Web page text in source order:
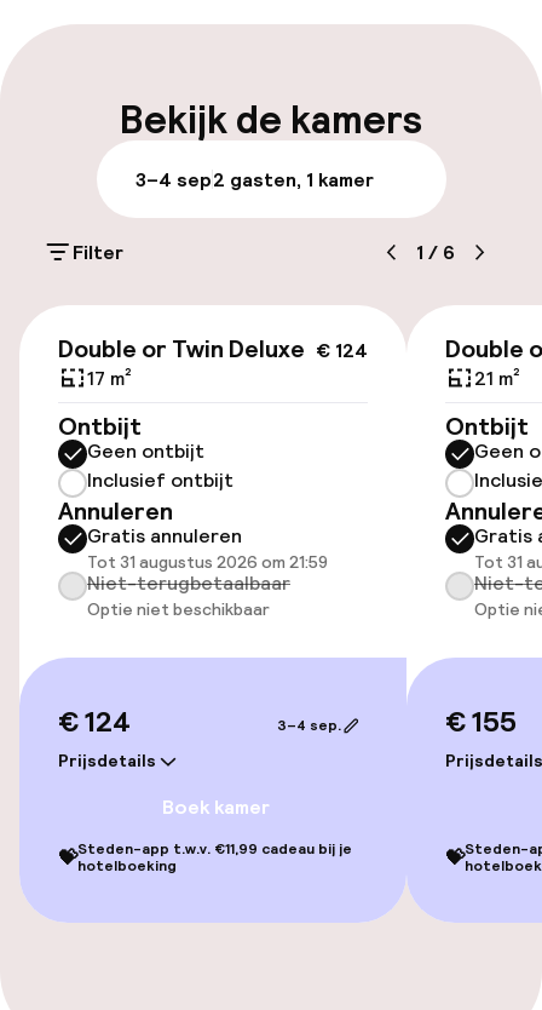
accommodatie is SZ19000056.
Bagageruimte
Parkeren & mobiliteit
Openbaar parkeren
Luchthavenshuttle
Toegankelijkheid
Overal rolstoeltoegankelijk
Lift
Entertainment
Gratis wifi
Eet- en drinkgelegenheden
Bar
Eet- en drinkdiensten
Bekijk de kamers
3–4 sep2 gasten, 1 kamer
Filter 1 / 6
€ 124
Double or Twin Deluxe
17 m²
Ontbijt
Geen ontbijt
Inclusief ontbijt
Annuleren
Gratis annuleren
Tot 31 augustus 2026 om 21:59
Niet-terugbetaalbaar
Optie niet beschikbaar
€ 124
Prijsdetails
3–4 sep.
Boek kamer
💝Steden-app t.w.v. €11,99 cadeau bij je
hotelboeking
Double
21 m²
Ontbijt
Geen
Gratis
Tot 31
Niet-
Optie
€ 155
Prijsdetails
💝Steden-